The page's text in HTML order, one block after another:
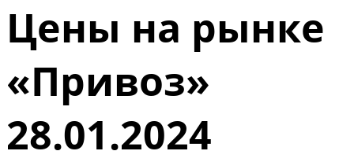
Цены на рынке
«Привоз»
28.01.2024